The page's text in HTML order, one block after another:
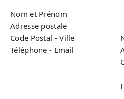
Nom et Prénom
Adresse postale
Code Postal - Ville
Téléphone - Email